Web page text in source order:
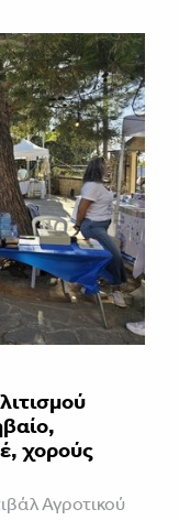
χορούς
Αγροτικού